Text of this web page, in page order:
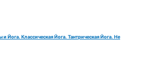
и Йога. Классическая Йога. Тантрическая Йога. Не